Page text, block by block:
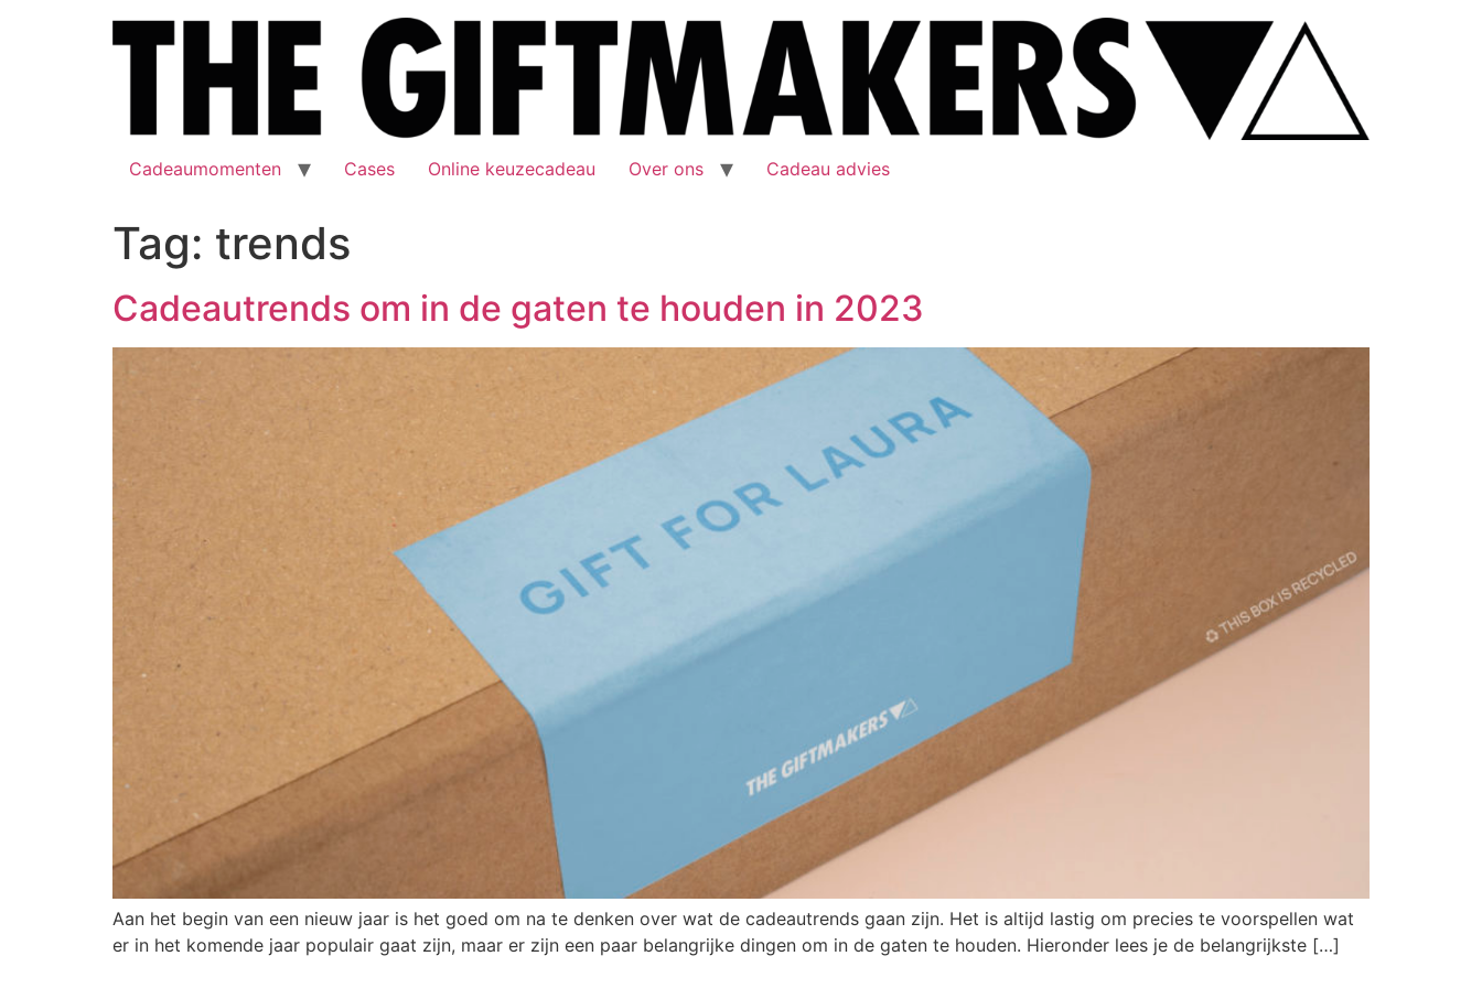
Cadeaumomenten Cases Online keuzecadeau Over ons Cadeau advies
Tag: trends
Cadeautrends om in de gaten te houden in 2023
Aan het begin van een nieuw jaar is het goed om na te denken over wat de cadeautrends gaan zijn. Het is altijd lastig om precies te voorspellen wat
er in het komende jaar populair gaat zijn, maar er zijn een paar belangrijke dingen om in de gaten te houden. Hieronder lees je de belangrijkste […]